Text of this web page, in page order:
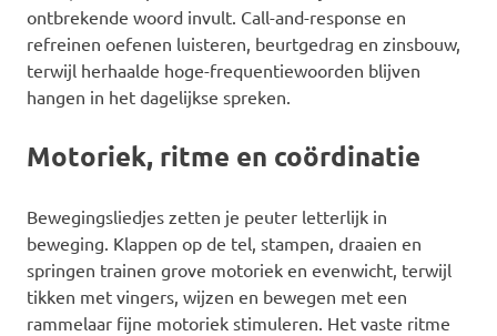
ontbrekende woord invult. Call-and-response en
refreinen oefenen luisteren, beurtgedrag en zinsbouw,
terwijl herhaalde hoge-frequentiewoorden blijven
hangen in het dagelijkse spreken.
Motoriek, ritme en coördinatie
Bewegingsliedjes zetten je peuter letterlijk in
beweging. Klappen op de tel, stampen, draaien en
springen trainen grove motoriek en evenwicht, terwijl
tikken met vingers, wijzen en bewegen met een
rammelaar fijne motoriek stimuleren. Het vaste ritme